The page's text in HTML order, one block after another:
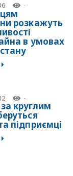
-
розкажуть
в умовах
-
круглим
підприємці